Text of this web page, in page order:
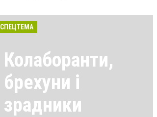
СПЕЦТЕМА
Колаборанти,
брехуни і
зрадники